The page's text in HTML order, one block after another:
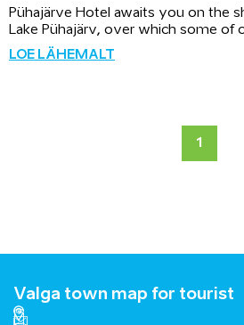
Pühajärve Hotel awaits you on the
Lake Pühajärv, over which some of
LOE LÄHEMALT
1
Valga town map for tourist